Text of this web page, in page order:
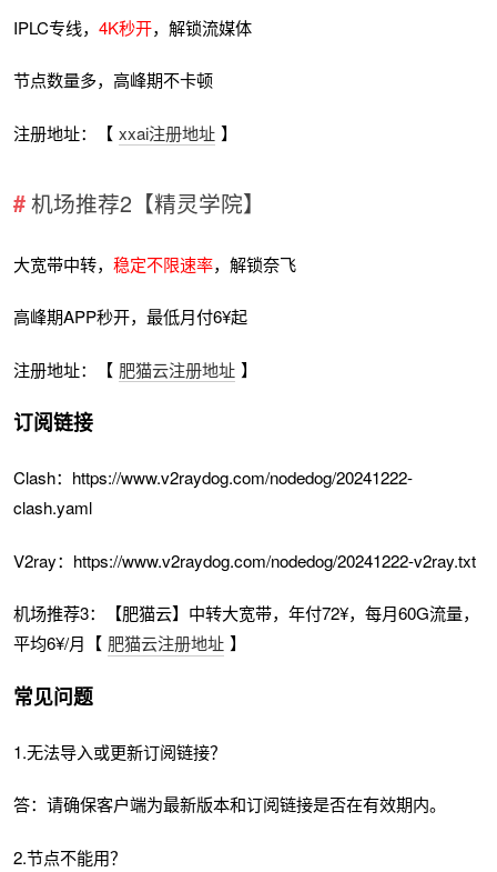
IPLC专线，4K秒开，解锁流媒体
节点数量多，高峰期不卡顿
注册地址：【 xxai注册地址 】
机场推荐2【精灵学院】
大宽带中转，稳定不限速率，解锁奈飞
高峰期APP秒开，最低月付6¥起
注册地址：【 肥猫云注册地址 】
订阅链接
Clash：https://www.v2raydog.com/nodedog/20241222-
clash.yaml
V2ray：https://www.v2raydog.com/nodedog/20241222-v2ray.txt
机场推荐3：【肥猫云】中转大宽带，年付72¥，每月60G流量，
平均6¥/月【 肥猫云注册地址 】
常见问题
1.无法导入或更新订阅链接？
答：请确保客户端为最新版本和订阅链接是否在有效期内。
2.节点不能用？